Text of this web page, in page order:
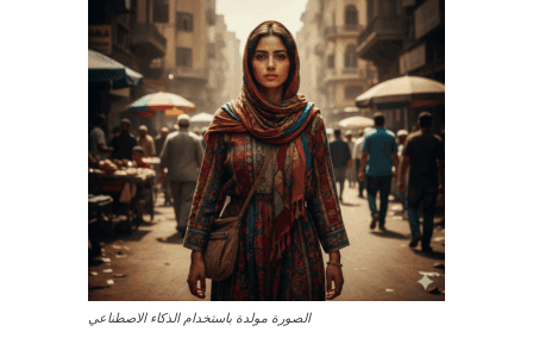
الصورة مولدة باستخدام الذكاء الاصطناعي